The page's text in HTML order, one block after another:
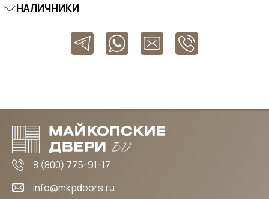
НАЛИЧНИКИ
8 (800) 775-91-17
info@mkpdoors.ru